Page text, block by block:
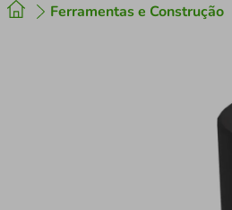
Ferramentas e Construção
2º
air